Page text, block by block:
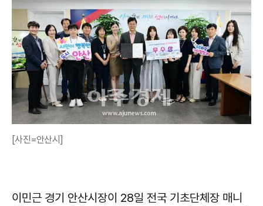
[사진=안산시]
이민근 경기 안산시장이 28일 전국 기초단체장 매니